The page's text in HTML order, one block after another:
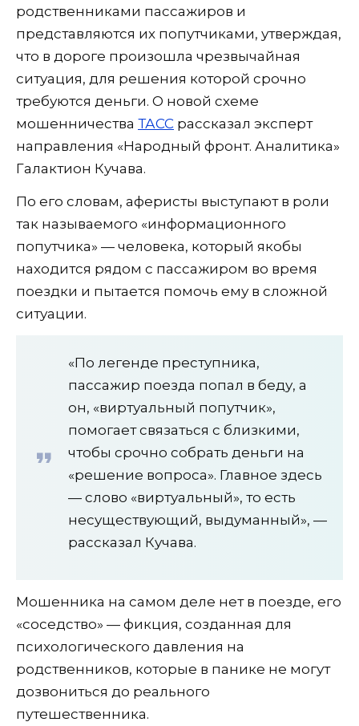
родственниками пассажиров и
представляются их попутчиками, утверждая,
что в дороге произошла чрезвычайная
ситуация, для решения которой срочно
требуются деньги. О новой схеме
мошенничества ТАСС рассказал эксперт
направления «Народный фронт. Аналитика»
Галактион Кучава.
По его словам, аферисты выступают в роли
так называемого «информационного
попутчика» — человека, который якобы
находится рядом с пассажиром во время
поездки и пытается помочь ему в сложной
ситуации.
«По легенде преступника,
пассажир поезда попал в беду, а
он, «виртуальный попутчик»,
помогает связаться с близкими,
чтобы срочно собрать деньги на
«решение вопроса». Главное здесь
— слово «виртуальный», то есть
несуществующий, выдуманный», —
рассказал Кучава.
Мошенника на самом деле нет в поезде, его
«соседство» — фикция, созданная для
психологического давления на
родственников, которые в панике не могут
дозвониться до реального
путешественника.